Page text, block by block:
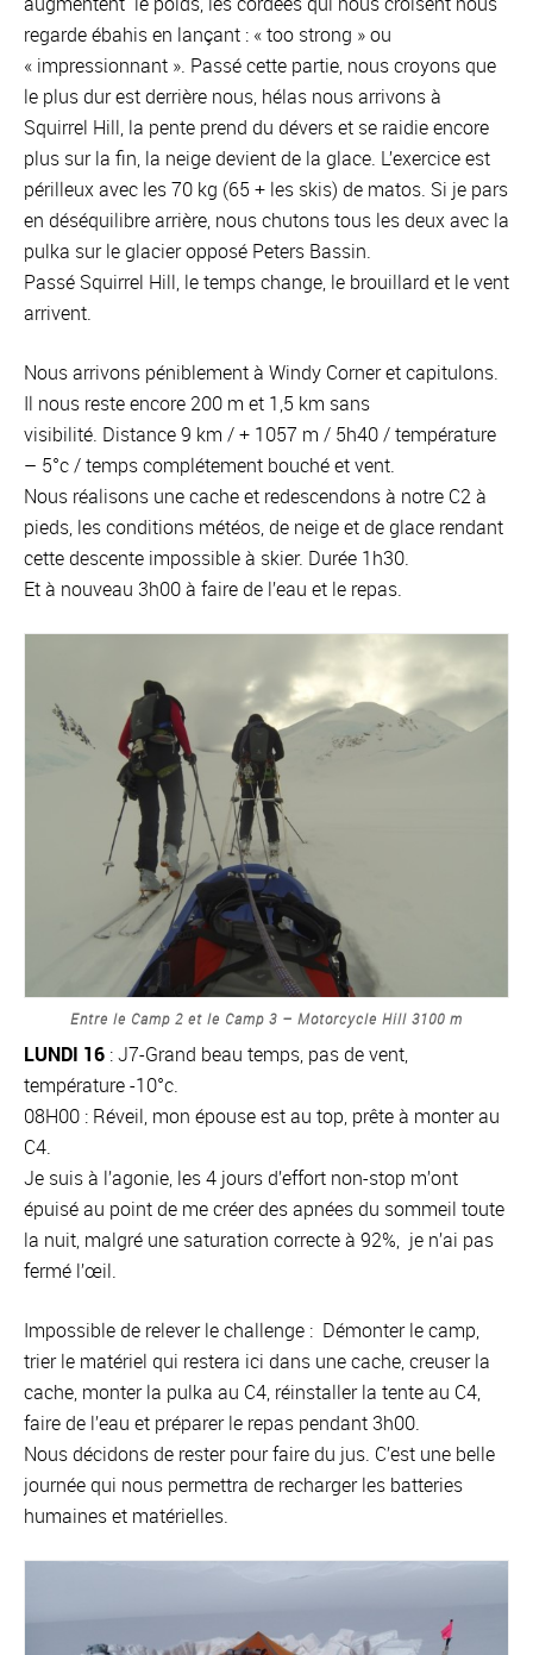
regarde ébahis en lançant : « too strong » ou
« impressionnant ». Passé cette partie, nous croyons que
le plus dur est derrière nous, hélas nous arrivons à
Squirrel Hill, la pente prend du dévers et se raidie encore
plus sur la fin, la neige devient de la glace. L’exercice est
périlleux avec les 70 kg (65 + les skis) de matos. Si je pars
en déséquilibre arrière, nous chutons tous les deux avec la
pulka sur le glacier opposé Peters Bassin.
Passé Squirrel Hill, le temps change, le brouillard et le vent
arrivent.
Nous arrivons péniblement à Windy Corner et capitulons.
Il nous reste encore 200 m et 1,5 km sans
visibilité. Distance 9 km / + 1057 m / 5h40 / température
– 5°c / temps complétement bouché et vent.
Nous réalisons une cache et redescendons à notre C2 à
pieds, les conditions météos, de neige et de glace rendant
cette descente impossible à skier. Durée 1h30.
Et à nouveau 3h00 à faire de l’eau et le repas.
Entre le Camp 2 et le Camp 3 – Motorcycle Hill 3100 m
LUNDI 16 : J7-Grand beau temps, pas de vent,
température -10°c.
08H00 : Réveil, mon épouse est au top, prête à monter au
C4.
Je suis à l’agonie, les 4 jours d’effort non-stop m’ont
épuisé au point de me créer des apnées du sommeil toute
la nuit, malgré une saturation correcte à 92%, je n’ai pas
fermé l’œil.
Impossible de relever le challenge : Démonter le camp,
trier le matériel qui restera ici dans une cache, creuser la
cache, monter la pulka au C4, réinstaller la tente au C4,
faire de l’eau et préparer le repas pendant 3h00.
Nous décidons de rester pour faire du jus. C’est une belle
journée qui nous permettra de recharger les batteries
humaines et matérielles.